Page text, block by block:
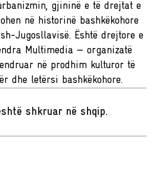
gjininë e të drejtat e
në historinë bashkëkohore
Jugosllavisë. Është drejtore e
Multimedia — organizatë
në prodhim kulturor të
dhe letërsi bashkëkohore.
shkruar në shqip.